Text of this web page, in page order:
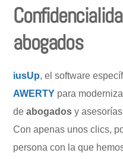
abogados
iusUp, el software
AWERTY para
deabogados y
Con apenas unos clics,
persona con la que